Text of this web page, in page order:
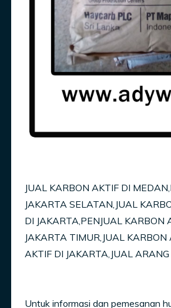
JUAL KARBON AKTIF DI
JAKARTA SELATAN,JUAL
DI JAKARTA,PENJUAL KARBON
JAKARTA TIMUR,JUAL
AKTIF DI JAKARTA,JUAL
Untuk informasi dan pemesanan